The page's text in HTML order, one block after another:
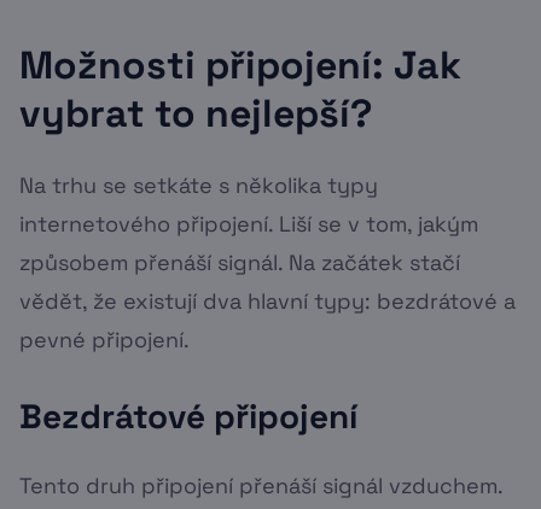
Možnosti připojení: Jak
vybrat to nejlepší?
Na trhu se setkáte s několika typy
internetového připojení. Liší se v tom, jakým
způsobem přenáší signál. Na začátek stačí
vědět, že existují dva hlavní typy: bezdrátové a
pevné připojení.
Bezdrátové připojení
Tento druh připojení přenáší signál vzduchem.